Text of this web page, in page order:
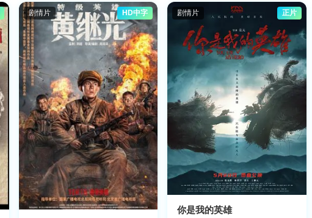
剧情片 HD中字 剧情片 正片
你是我的英雄